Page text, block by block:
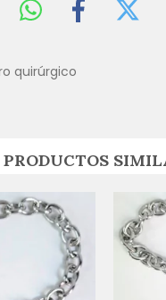
quirúrgico
PRODUCTOS